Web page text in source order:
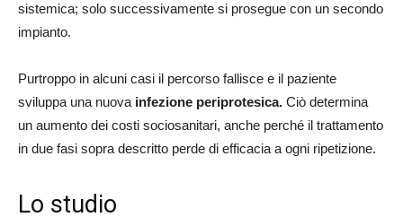
sistemica; solo successivamente si prosegue con un secondo
impianto.
Purtroppo in alcuni casi il percorso fallisce e il paziente
sviluppa una nuova infezione periprotesica. Ciò determina
un aumento dei costi sociosanitari, anche perché il trattamento
in due fasi sopra descritto perde di efficacia a ogni ripetizione.
Lo studio